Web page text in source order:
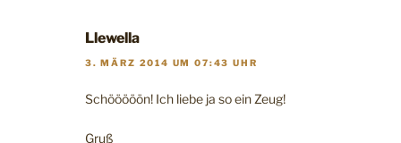
Llewella
3. MÄRZ 2014 UM 07:43 UHR
Schööööön! Ich liebe ja so ein Zeug!
Gruß